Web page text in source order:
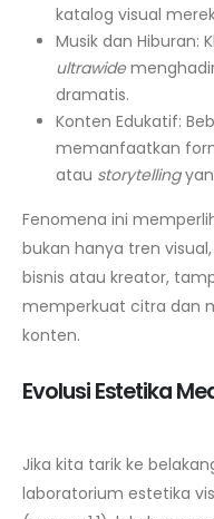
katalog visual
Musik dan Hiburan:
ultrawide
dramatis.
Konten Edukatif:
memanfaatkan
atau storytelling
Fenomena ini
bukan hanya tren
bisnis atau kreator,
memperkuat citra dan
konten.
Evolusi Estetika
Jika kita tarik ke
laboratorium estetika